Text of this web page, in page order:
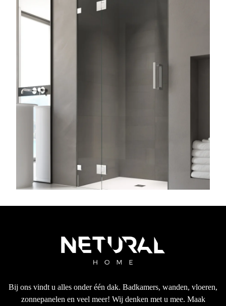
Bij ons vindt u alles onder één dak. Badkamers, wanden, vloeren,
zonnepanelen en veel meer! Wij denken met u mee. Maak